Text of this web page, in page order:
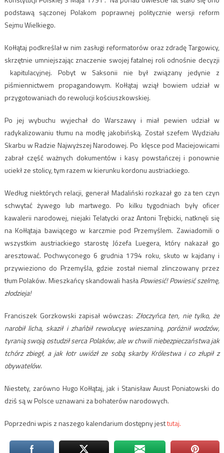
podstawą sączonej Polakom poprawnej politycznie wersji reform
Sejmu Wielkiego.
Kołłątaj podkreślał w nim zasługi reformatorów oraz zdradę Targowicy,
skrzętnie umniejszając znaczenie swojej fatalnej roli odnośnie decyzji
kapitulacyjnej. Pobyt w Saksonii nie był związany jedynie z
piśmiennictwem propagandowym. Kołłątaj wziął bowiem udział w
przygotowaniach do rewolucji kościuszkowskiej.
Po jej wybuchu wyjechał do Warszawy i miał pewien udział w
radykalizowaniu tłumu na modłę jakobińską. Został szefem Wydziału
Skarbu w Radzie Najwyższej Narodowej. Po klęsce pod Maciejowicami
zabrał część ważnych dokumentów i kasy powstańczej i ponownie
uciekł ze stolicy, tym razem w kierunku kordonu austriackiego.
Według niektórych relacji, generał Madaliński rozkazał go za ten czyn
schwytać żywego lub martwego. Po kilku tygodniach były oficer
kawalerii narodowej, niejaki Telatycki oraz Antoni Trębicki, natknęli się
na Kołłątaja bawiącego w karczmie pod Przemyślem. Zawiadomili o
wszystkim austriackiego starostę Józefa Luegera, który nakazał go
aresztować. Pochwyconego 6 grudnia 1794 roku, skuto w kajdany i
przywieziono do Przemyśla, gdzie został niemal zlinczowany przez
tłum Polaków. Mieszkańcy skandowali hasłaPowiesić! Powiesić szelmę,
złodzieja!
Franciszek Gorzkowski zapisał wówczas: Złoczyńca ten, nie tylko, że
narobił licha, skaził i zhańbił rewolucyę wieszaniną, poróżnił wodzów,
tyranią swoją ostudził serca Polaków, ale w chwili niebezpieczaństwa jak
tchórz zbiegł, a jak łotr uwiózł ze sobą skarby Królestwa i co złupił z
obywatelów.
Niestety, zarówno Hugo Kołłątaj, jak i Stanisław Auust Poniatowski do
dziś są w Polsce uznawani za bohaterów narodowych.
Poprzedni wpis z naszego kalendarium dostępny jesttutaj.